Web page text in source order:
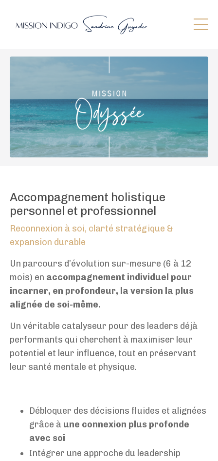
Accompagnement holistique
personnel et professionnel
Reconnexion à soi, clarté stratégique &
expansion durable
Un parcours d’évolution sur-mesure (6 à 12
mois) en accompagnement individuel pour
incarner, en profondeur, la version la plus
alignée de soi-même.
Un véritable catalyseur pour des leaders déjà
performants qui cherchent à maximiser leur
potentiel et leur influence, tout en préservant
leur santé mentale et physique.
Débloquer des décisions fluides et alignées
grâce à une connexion plus profonde
avec soi
Intégrer une approche du leadership